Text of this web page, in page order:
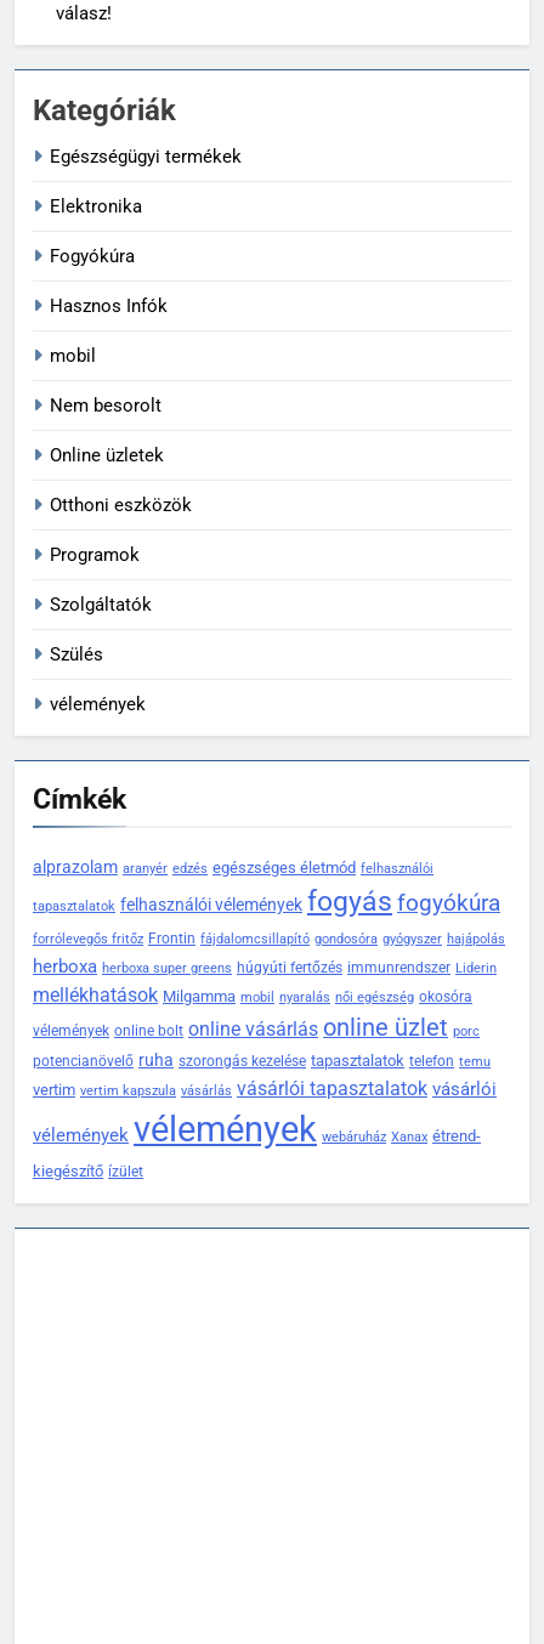
válasz!
Kategóriák
Egészségügyi termékek
Elektronika
Fogyókúra
Hasznos Infók
mobil
Nem besorolt
Online üzletek
Otthoni eszközök
Programok
Szolgáltatók
Szülés
vélemények
Címkék
alprazolam aranyér edzés egészséges életmód felhasználói
tapasztalatok felhasználói vélemények fogyás fogyókúra
forrólevegős fritőz Frontin fájdalomcsillapító gondosóra gyógyszer hajápolás
herboxa herboxa super greens húgyúti fertőzés immunrendszer Liderin
mellékhatások Milgamma mobil nyaralás női egészség okosóra
vélemények online bolt online vásárlás online üzlet porc
potencianövelő ruha szorongás kezelése tapasztalatok telefon temu
vertim vertim kapszula vásárlás vásárlói tapasztalatok vásárlói
vélemények vélemények webáruház Xanax étrend-
kiegészítő ízület